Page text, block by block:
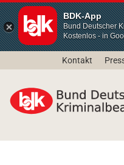
BDK-App
Bund Deutscher
Kostenlos - in
Kontakt